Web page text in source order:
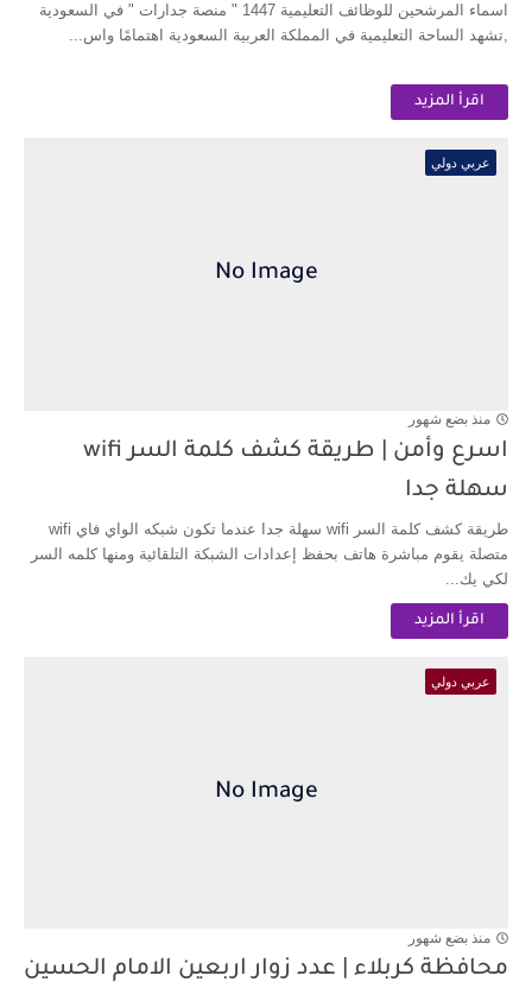
اسماء المرشحين للوظائف التعليمية 1447 " منصة جدارات " في السعودية
,تشهد الساحة التعليمية في المملكة العربية السعودية اهتمامًا واس...
اقرأ المزيد
عربي دولي
منذ بضع شهور
اسرع وأمن | طريقة كشف كلمة السر wifi
سهلة جدا
طريقة كشف كلمة السر wifi سهلة جدا عندما تكون شبكه الواي فاي wifi
متصلة يقوم مباشرة هاتف بحفظ إعدادات الشبكة التلقائية ومنها كلمه السر
لكي يك...
اقرأ المزيد
عربي دولي
منذ بضع شهور
محافظة كربلاء | عدد زوار اربعين الامام الحسين